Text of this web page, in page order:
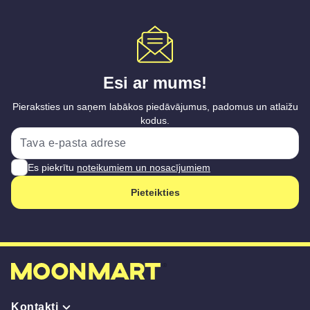
Esi ar mums!
Pieraksties un saņem labākos piedāvājumus, padomus un atlaižu
kodus.
Es piekrītu noteikumiem un nosacījumiem
Pieteikties
Kontakti